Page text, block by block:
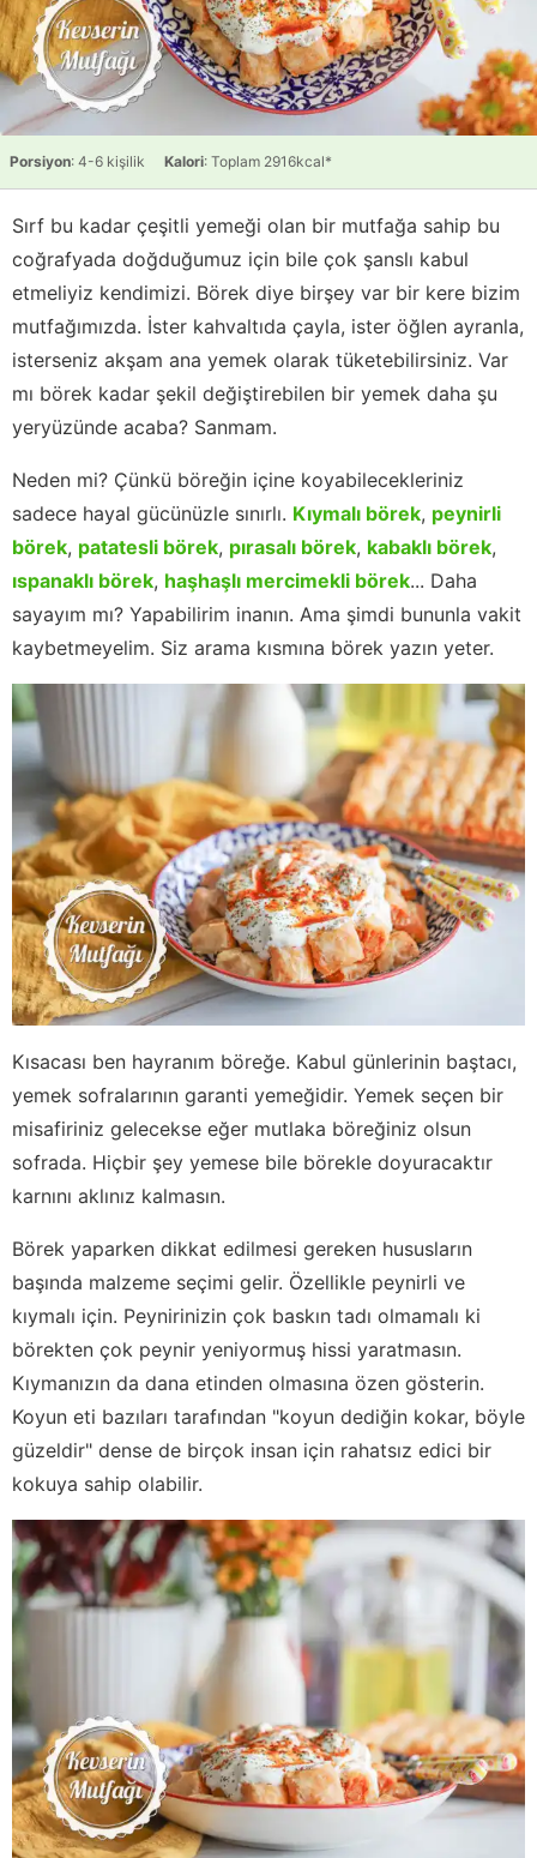
Porsiyon: 4-6 kişilik Kalori: Toplam 2916kcal*
Sırf bu kadar çeşitli yemeği olan bir mutfağa sahip bu
coğrafyada doğduğumuz için bile çok şanslı kabul
etmeliyiz kendimizi. Börek diye birşey var bir kere bizim
mutfağımızda. İster kahvaltıda çayla, ister öğlen ayranla,
isterseniz akşam ana yemek olarak tüketebilirsiniz. Var
mı börek kadar şekil değiştirebilen bir yemek daha şu
yeryüzünde acaba? Sanmam.
Neden mi? Çünkü böreğin içine koyabilecekleriniz
sadece hayal gücünüzle sınırlı. Kıymalı börek, peynirli
börek, patatesli börek, pırasalı börek, kabaklı börek,
ıspanaklı börek, haşhaşlı mercimekli börek... Daha
sayayım mı? Yapabilirim inanın. Ama şimdi bununla vakit
kaybetmeyelim. Siz arama kısmına börek yazın yeter.
Kısacası ben hayranım böreğe. Kabul günlerinin baştacı,
yemek sofralarının garanti yemeğidir. Yemek seçen bir
misafiriniz gelecekse eğer mutlaka böreğiniz olsun
sofrada. Hiçbir şey yemese bile börekle doyuracaktır
karnını aklınız kalmasın.
Börek yaparken dikkat edilmesi gereken hususların
başında malzeme seçimi gelir. Özellikle peynirli ve
kıymalı için. Peynirinizin çok baskın tadı olmamalı ki
börekten çok peynir yeniyormuş hissi yaratmasın.
Kıymanızın da dana etinden olmasına özen gösterin.
Koyun eti bazıları tarafından "koyun dediğin kokar, böyle
güzeldir" dense de birçok insan için rahatsız edici bir
kokuya sahip olabilir.